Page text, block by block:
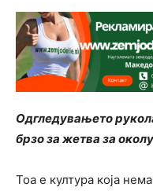
Одгледувањето
брзо за жетва за
Тоа е култура која